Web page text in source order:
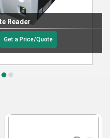
Reader
Get a Price/Quote